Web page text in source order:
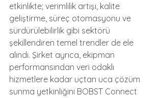
etkinlikte; verimlilik artışı, kalite
geliştirme, süreç otomasyonu ve
sürdürülebilirlik gibi sektörü
şekillendiren temel trendler de ele
alındı. Şirket ayrıca, ekipman
performansından veri odaklı
hizmetlere kadar uçtan uca çözüm
sunma yetkinliğini BOBST Connect